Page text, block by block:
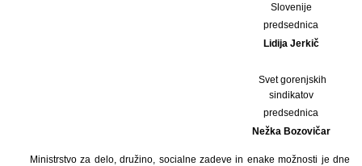
Slovenije
predsednica
Lidija Jerkič
Svet gorenjskih
sindikatov
predsednica
Nežka Bozovičar
Ministrstvo za delo, družino, socialne zadeve in enake možnosti je dne